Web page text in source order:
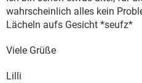
wahrscheinlich alles kein
Lächeln aufs Gesicht *seufz*
Viele Grüße
Lilli